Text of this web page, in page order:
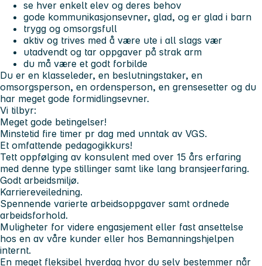
se hver enkelt elev og deres behov
gode kommunikasjonsevner, glad, og er glad i barn
trygg og omsorgsfull
aktiv og trives med å være ute i all slags vær
utadvendt og tar oppgaver på strak arm
du må være et godt forbilde
Du er en klasseleder, en beslutningstaker, en
omsorgsperson, en ordensperson, en grensesetter og du
har meget gode formidlingsevner.
Vi tilbyr:
Meget gode betingelser!
Minstetid fire timer pr dag med unntak av VGS.
Et omfattende pedagogikkurs!
Tett oppfølging av konsulent med over 15 års erfaring
med denne type stillinger samt like lang bransjeerfaring.
Godt arbeidsmiljø.
Karriereveiledning.
Spennende varierte arbeidsoppgaver samt ordnede
arbeidsforhold.
Muligheter for videre engasjement eller fast ansettelse
hos en av våre kunder eller hos Bemanningshjelpen
internt.
En meget fleksibel hverdag hvor du selv bestemmer når